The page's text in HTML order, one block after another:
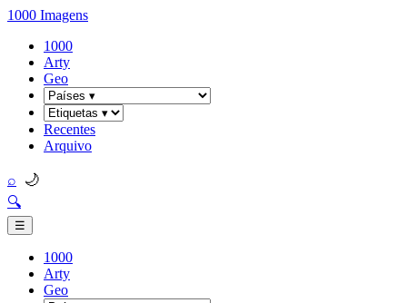
1000 Imagens
1000
Arty
Geo
Recentes
Arquivo
⌕ 🌙
🔍
☰
1000
Arty
Geo